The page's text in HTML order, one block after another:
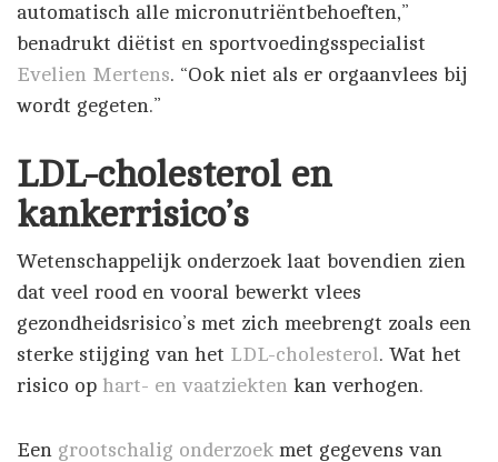
automatisch alle micronutriëntbehoeften,”
benadrukt diëtist en sportvoedingsspecialist
Evelien Mertens. “Ook niet als er orgaanvlees bij
wordt gegeten.”
LDL-cholesterol en
kankerrisico’s
Wetenschappelijk onderzoek laat bovendien zien
dat veel rood en vooral bewerkt vlees
gezondheidsrisico’s met zich meebrengt zoals een
sterke stijging van het LDL-cholesterol. Wat het
risico op hart- en vaatziekten kan verhogen.
Een grootschalig onderzoek met gegevens van